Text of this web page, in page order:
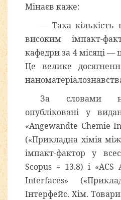
Мінаєв каже:
— Така кількість
високим імпакт-
кафедри за 4 місяці —
Це велике
За словами
опубліковані у
«Angewandte Chemie
(«Прикладна хімія
імпакт-фактор у
Scopus = 13.8) і
Interfaces»
Інтерфейс. Хім.